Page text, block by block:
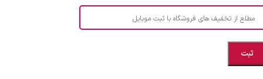
مطلع از تخفیف های فروشگاه با ثبت موبایل